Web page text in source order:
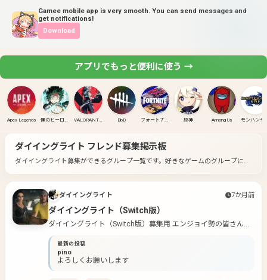
Gamee mobile app is very smooth. You can send messages and
get notifications!
Download
アプリでもっと便利に使う →
Apex Legends 僕のヒーローアカデミア ULTRA RUMBLE VALORANT(PC) DbD フォートナイト 原神 Among Us
ダイイングライト フレンド募集掲示板
ダイイングライト募集ができるグループ一覧です。 好きなゲームのグループに入
ダイイングライト 7か月前
ダイイングライト（Switch版）
ダイイングライト（Switch版）募集用 エンジョイ勢の皆さん集
まれ〜.•♬
最新の投稿
pino
よろしくお願いします